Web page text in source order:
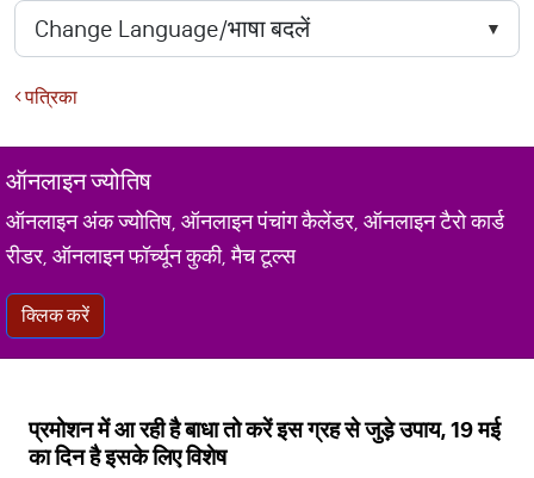
पत्रिका
ऑनलाइन ज्योतिष
ऑनलाइन अंक ज्योतिष, ऑनलाइन पंचांग कैलेंडर, ऑनलाइन टैरो कार्ड
रीडर, ऑनलाइन फॉर्च्यून कुकी, मैच टूल्स
क्लिक करें
प्रमोशन में आ रही है बाधा तो करें इस ग्रह से जुड़े उपाय, 19 मई
का दिन है इसके लिए विशेष